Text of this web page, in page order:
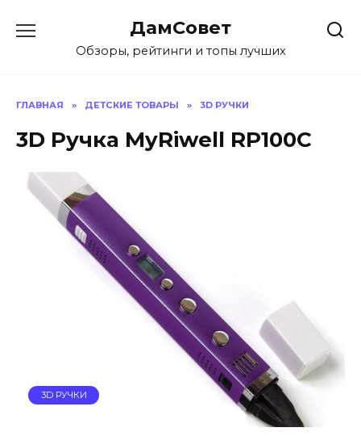
содержанию
ДамСовет
Обзоры, рейтинги и топы лучших
ГЛАВНАЯ » ДЕТСКИЕ ТОВАРЫ » 3D РУЧКИ
3D Ручка MyRiwell RP100C
3D РУЧКИ